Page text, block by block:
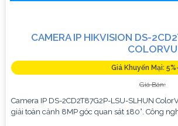
CAMERA IP HIKVISION DS-
COLORVU
Giá Khuyến Mại:
Giá Bán:
Camera IP DS-2CD2T87G2P-LSU-SLHUN
giải toàn cảnh 8MP góc quan sát 180°. Công